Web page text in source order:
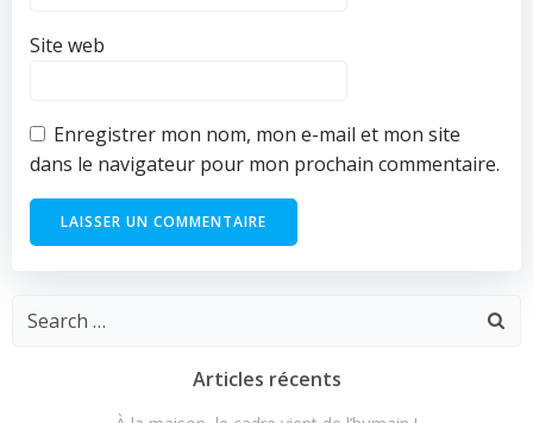
Site web
Enregistrer mon nom, mon e-mail et mon site
dans le navigateur pour mon prochain commentaire.
Search
Articles récents